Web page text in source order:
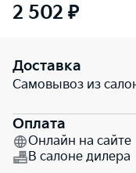
2 502 ₽
Доставка
Самовывоз из
Оплата
Онлайн на сайте
В салоне дилера